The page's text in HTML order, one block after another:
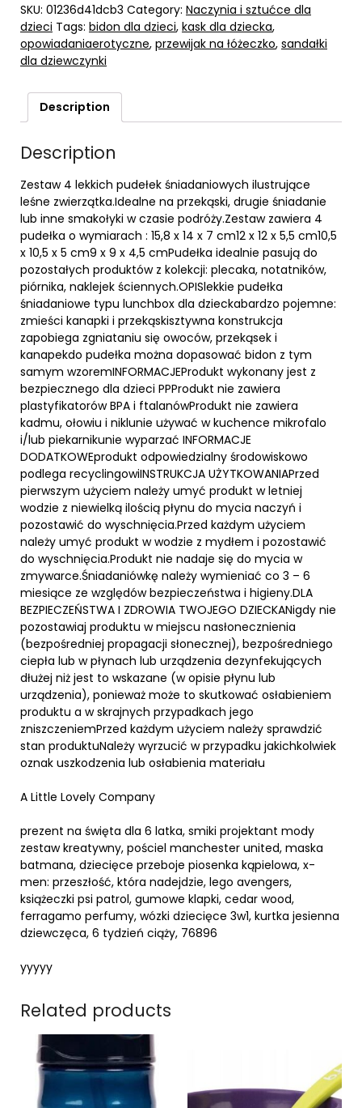
SKU: 01236d41dcb3 Category: Naczynia i sztućce dla
dzieci Tags: bidon dla dzieci, kask dla dziecka,
opowiadaniaerotyczne, przewijak na łóżeczko, sandałki
dla dziewczynki
Description
Description
Zestaw 4 lekkich pudełek śniadaniowych ilustrujące
leśne zwierzątka.Idealne na przekąski, drugie śniadanie
lub inne smakołyki w czasie podróży.Zestaw zawiera 4
pudełka o wymiarach : 15,8 x 14 x 7 cm12 x 12 x 5,5 cm10,5
x 10,5 x 5 cm9 x 9 x 4,5 cmPudełka idealnie pasują do
pozostałych produktów z kolekcji: plecaka, notatników,
piórnika, naklejek ściennych.OPISlekkie pudełka
śniadaniowe typu lunchbox dla dzieckabardzo pojemne:
zmieści kanapki i przekąskisztywna konstrukcja
zapobiega zgniataniu się owoców, przekąsek i
kanapekdo pudełka można dopasować bidon z tym
samym wzoremINFORMACJEProdukt wykonany jest z
bezpiecznego dla dzieci PPProdukt nie zawiera
plastyfikatorów BPA i ftalanówProdukt nie zawiera
kadmu, ołowiu i niklunie używać w kuchence mikrofalo
i/lub piekarnikunie wyparzać INFORMACJE
DODATKOWEprodukt odpowiedzialny środowiskowo
podlega recyclingowiINSTRUKCJA UŻYTKOWANIAPrzed
pierwszym użyciem należy umyć produkt w letniej
wodzie z niewielką ilością płynu do mycia naczyń i
pozostawić do wyschnięcia.Przed każdym użyciem
należy umyć produkt w wodzie z mydłem i pozostawić
do wyschnięcia.Produkt nie nadaje się do mycia w
zmywarce.Śniadaniówkę należy wymieniać co 3 – 6
miesiące ze względów bezpieczeństwa i higieny.DLA
BEZPIECZEŃSTWA I ZDROWIA TWOJEGO DZIECKANigdy nie
pozostawiaj produktu w miejscu nasłonecznienia
(bezpośredniej propagacji słonecznej), bezpośredniego
ciepła lub w płynach lub urządzenia dezynfekujących
dłużej niż jest to wskazane (w opisie płynu lub
urządzenia), ponieważ może to skutkować osłabieniem
produktu a w skrajnych przypadkach jego
zniszczeniemPrzed każdym użyciem należy sprawdzić
stan produktuNależy wyrzucić w przypadku jakichkolwiek
oznak uszkodzenia lub osłabienia materiału
A Little Lovely Company
prezent na święta dla 6 latka, smiki projektant mody
zestaw kreatywny, pościel manchester united, maska
batmana, dziecięce przeboje piosenka kąpielowa, x-
men: przeszłość, która nadejdzie, lego avengers,
książeczki psi patrol, gumowe klapki, cedar wood,
ferragamo perfumy, wózki dziecięce 3w1, kurtka jesienna
dziewczęca, 6 tydzień ciąży, 76896
yyyyy
Related products